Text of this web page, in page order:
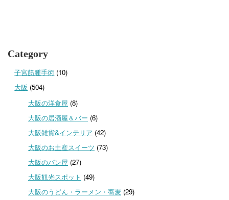
Category
子宮筋腫手術 (10)
大阪 (504)
大阪の洋食屋 (8)
大阪の居酒屋＆バー (6)
大阪雑貨&インテリア (42)
大阪のお土産スイーツ (73)
大阪のパン屋 (27)
大阪観光スポット (49)
大阪のうどん・ラーメン・蕎麦(29)